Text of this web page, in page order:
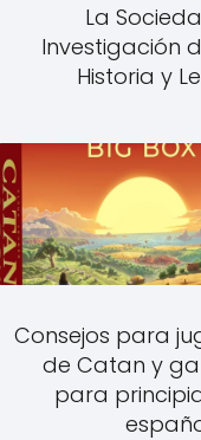
La
Investigación
Historia y
Consejos para
de Catan y
para